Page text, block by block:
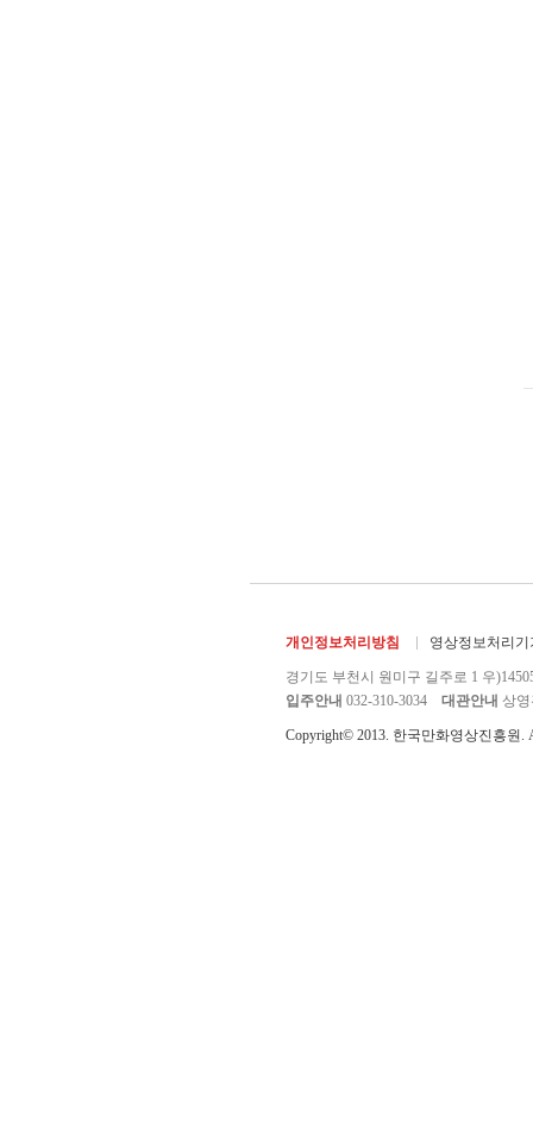
개인정보처리방침 영상정보처리기
경기도 부천시 원미구 길주로 1 우
입주안내 032-310-3034 대관안내 상영
Copyright© 2013. 한국만화영상진흥원.